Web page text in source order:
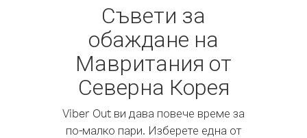
Съвети за
обаждане на
Мавритания от
Северна Корея
Viber Out ви дава повече време за
по-малко пари. Изберете една от